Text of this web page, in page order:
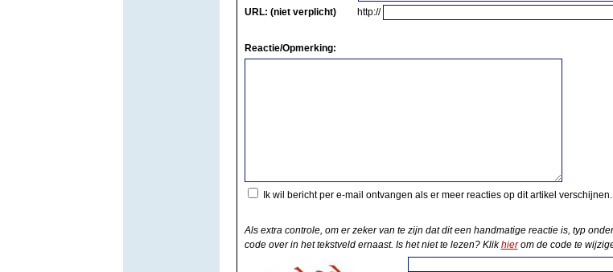
URL: (niet verplicht)
http://
Reactie/Opmerking:
Ik wil bericht per e-mail ontvangen als er meer reacties op dit artikel verschijnen.
Als extra controle, om er zeker van te zijn dat dit een handmatige reactie is, typ
code over in het tekstveld ernaast. Is het niet te lezen? Klikhierom de code te